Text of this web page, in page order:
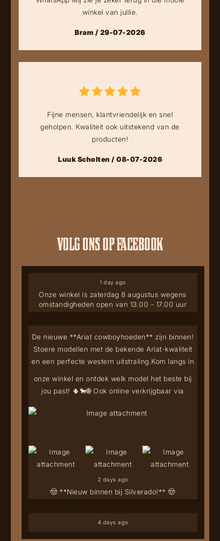
winkel van jullie.
Bram / 29-07-2026
Fijne mensen, klantvriendelijk en snel
geholpen. Kwaliteit ook uitstekend van de
producten!
Luuk Scholten / 08-07-2026
VOLG ONS OP FACEBOOK
Onze winkel is zaterdag 8 augustus wegens
omstandigheden open van 13.00 - 17.00 uur
1 day ago
🤠 **Nieuw binnen bij Silverado!** 🤠
De nieuwe **Ariat cowboyhoeden** zijn binnen!
Stoere modellen met de bekende Ariat-kwaliteit
en een perfecte western uitstraling.Kom langs in
onze winkel en ontdek welk model het beste bij
jou past! 🌵🐎🌐 Ook online verkrijgbaar via
2 days ago
4 days ago